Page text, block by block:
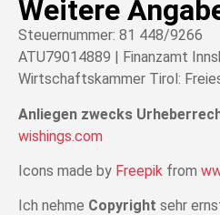
Weitere
Steuernummer: 81 448/9266
ATU79014889 | Finanzamt
Wirtschaftskammer Tirol:
Anliegen zwecks
wishings.com
Icons made by Freepik from
Ich nehme Copyright sehr